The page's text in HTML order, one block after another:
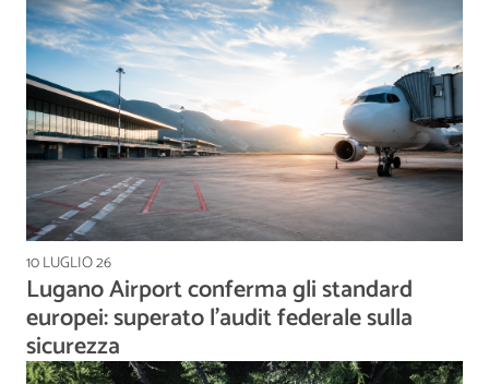
10 LUGLIO 26
Lugano Airport conferma gli standard
europei: superato l'audit federale sulla
sicurezza